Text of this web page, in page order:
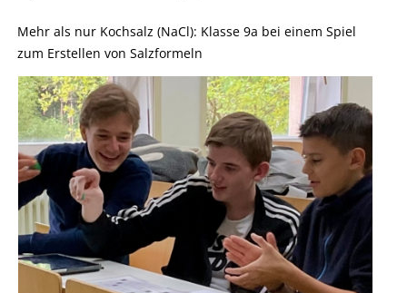
Mehr als nur Kochsalz (NaCl): Klasse 9a bei einem Spiel
zum Erstellen von Salzformeln